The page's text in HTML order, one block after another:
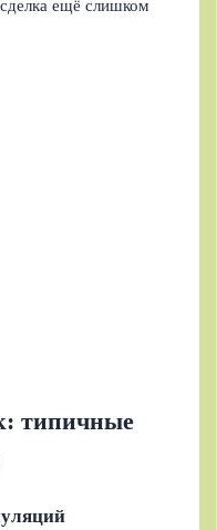
ещё слишком
типичные